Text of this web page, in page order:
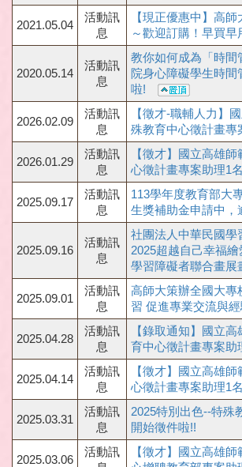
2021.05.04
活動訊
息
【現正優惠中】高
～歡迎訂購！早買
2020.05.14
活動訊
息
教你如何成為「時間
院身心障礙學生時間
啦!
2026.02.09
活動訊
息
【徵才-職輔人力】
殊教育中心徵計畫專
2026.01.29
活動訊
息
【徵才】國立高雄
心徵計畫專案助理1名
2025.09.17
活動訊
息
113學年度教育部大
生獎補助金申請中，
2025.09.16
活動訊
息
社團法人中華民國學
2025超越自己幸福
學習障礙者聯合畫展
2025.09.01
活動訊
息
高師大策辦全國大專
習 促進專業交流與
2025.04.28
活動訊
息
【錄取通知】國立
育中心徵計畫專案助
2025.04.14
活動訊
息
【徵才】國立高雄
心徵計畫專案助理1名
2025.03.31
活動訊
息
2025特別出色--特殊
開始徵件啦!!
2025.03.06
活動訊
【徵才】國立高雄